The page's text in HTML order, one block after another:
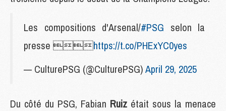
Les compositions d'Arsenal/#PSG selon la
presse https://t.co/PHExYC0yes
— CulturePSG (@CulturePSG)April 29, 2025
Du côté du PSG, Fabian Ruiz était sous la menace